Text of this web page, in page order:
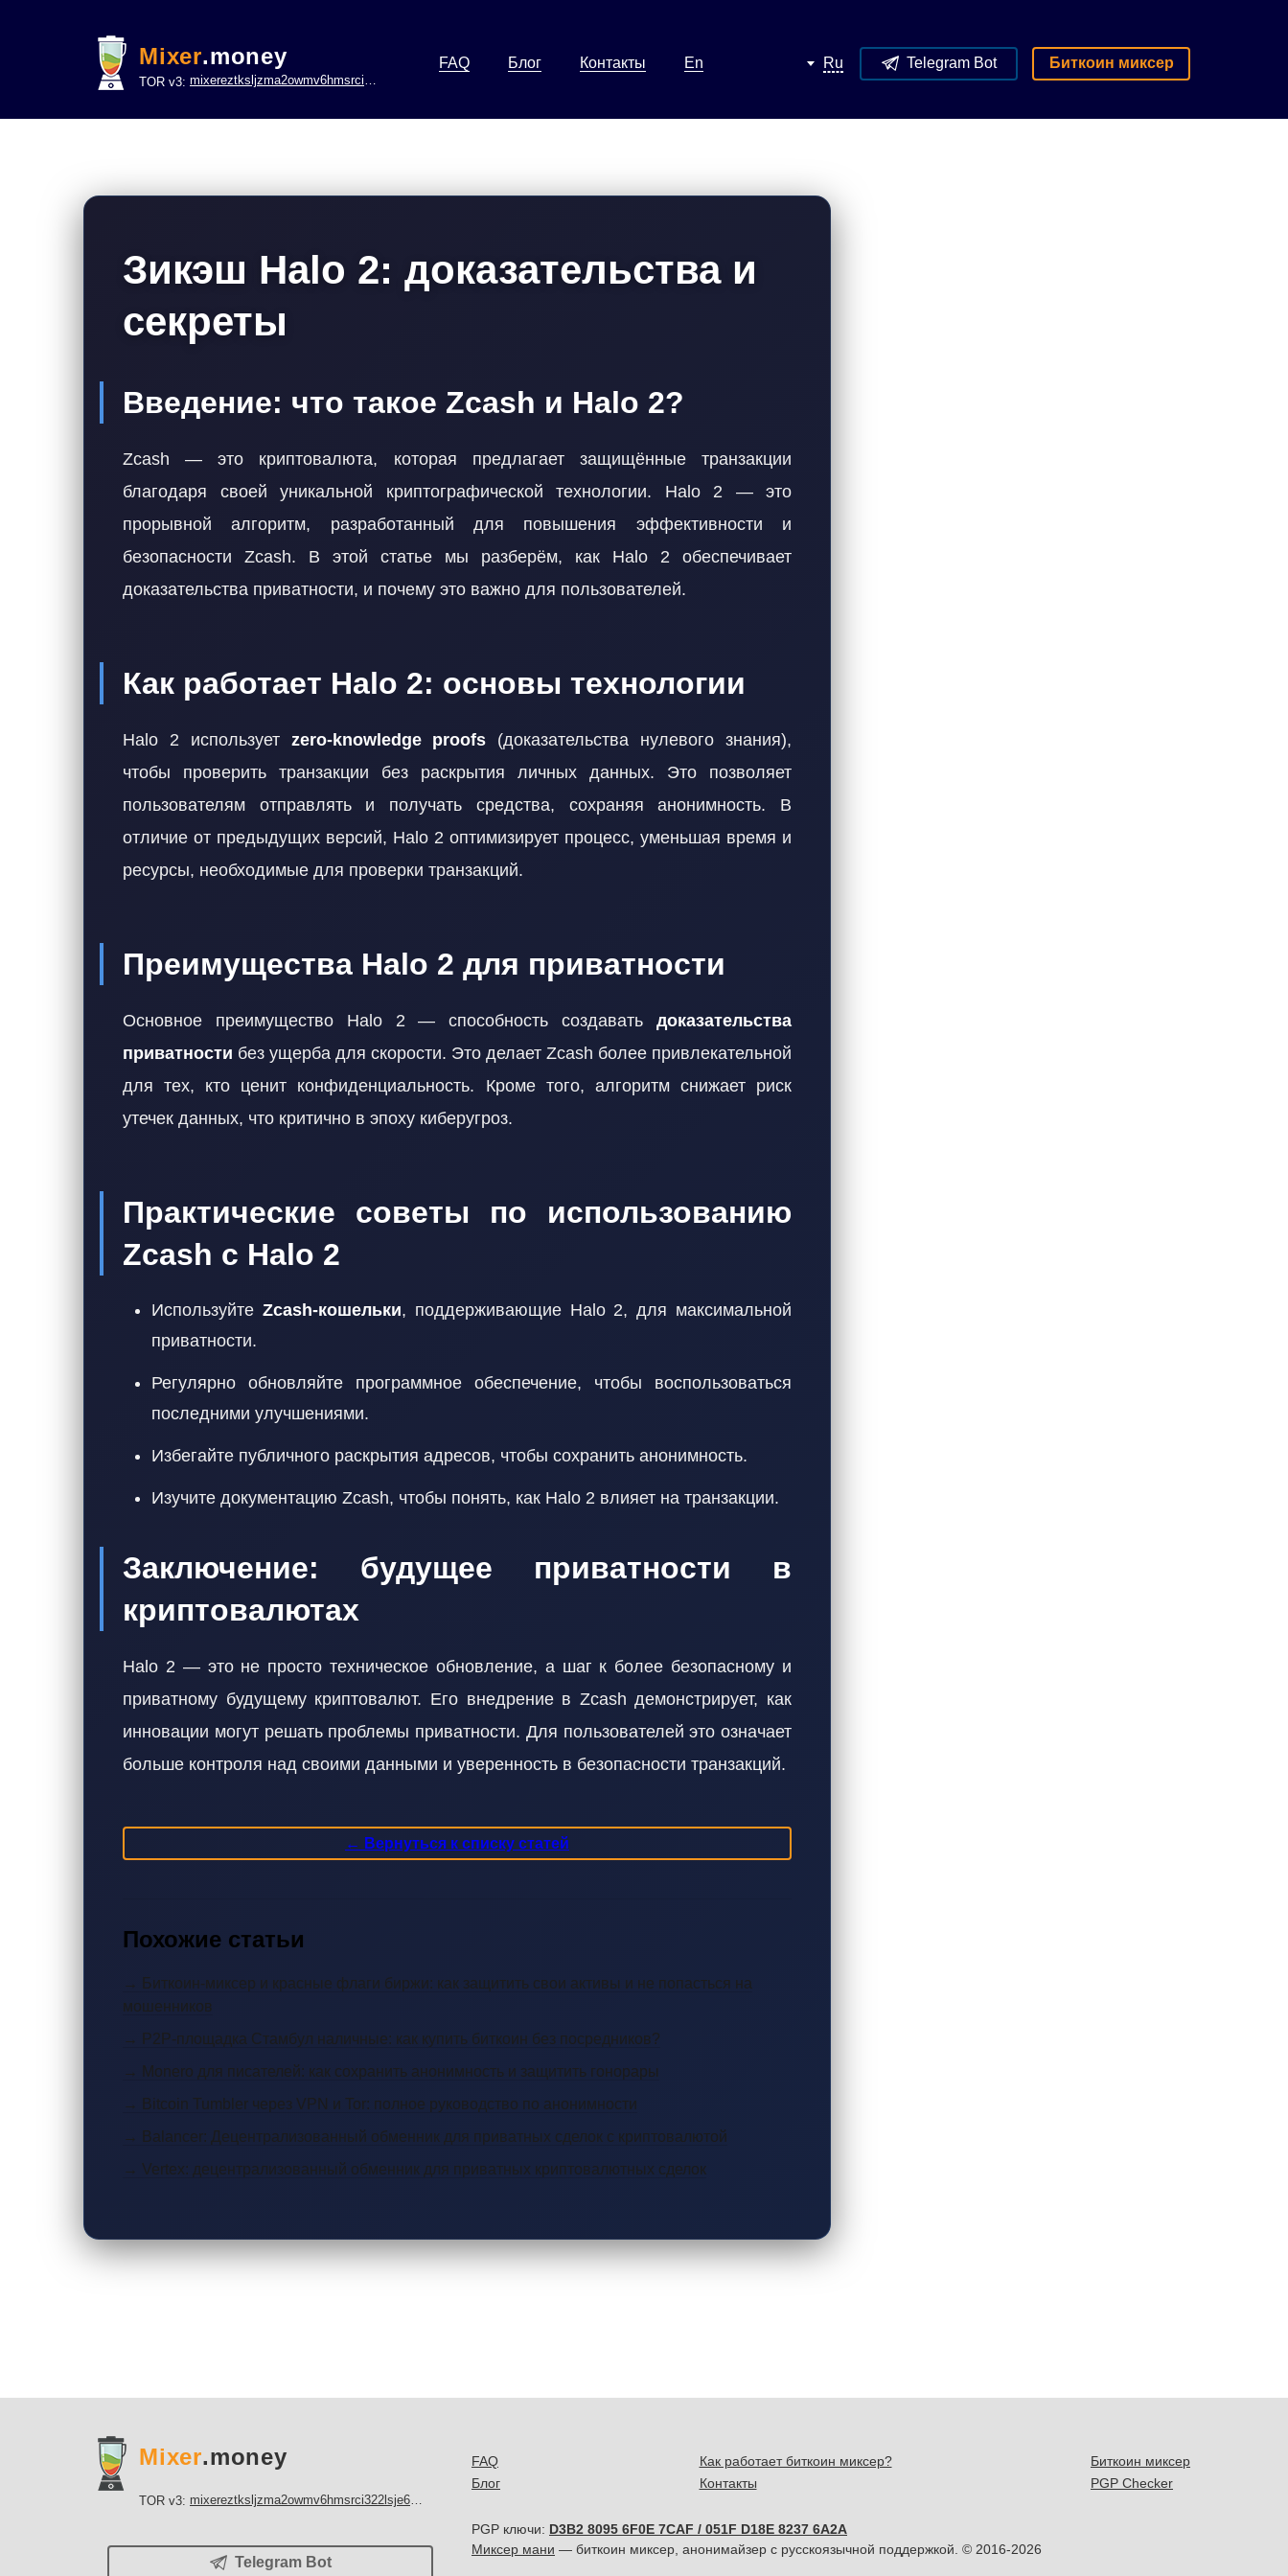
Mixer.money
TOR v3: mixereztksljzma2owmv6hmsrci322lsje6m3svicoddk3xbgvhd2fid.onion
FAQ Блог Контакты En Ru Telegram Bot Биткоин миксер
Зикэш Halo 2: доказательства и
секреты
Введение: что такое Zcash и Halo 2?
Zcash — это криптовалюта, которая предлагает защищённые транзакции
благодаря своей уникальной криптографической технологии. Halo 2 — это
прорывной алгоритм, разработанный для повышения эффективности и
безопасности Zcash. В этой статье мы разберём, как Halo 2 обеспечивает
доказательства приватности, и почему это важно для пользователей.
Как работает Halo 2: основы технологии
Halo 2 использует zero-knowledge proofs (доказательства нулевого знания),
чтобы проверить транзакции без раскрытия личных данных. Это позволяет
пользователям отправлять и получать средства, сохраняя анонимность. В
отличие от предыдущих версий, Halo 2 оптимизирует процесс, уменьшая время и
ресурсы, необходимые для проверки транзакций.
Преимущества Halo 2 для приватности
Основное преимущество Halo 2 — способность создавать доказательства
приватности без ущерба для скорости. Это делает Zcash более привлекательной
для тех, кто ценит конфиденциальность. Кроме того, алгоритм снижает риск
утечек данных, что критично в эпоху киберугроз.
Практические советы по использованию
Zcash с Halo 2
Используйте Zcash-кошельки, поддерживающие Halo 2, для максимальной
приватности.
Регулярно обновляйте программное обеспечение, чтобы воспользоваться
последними улучшениями.
Избегайте публичного раскрытия адресов, чтобы сохранить анонимность.
Изучите документацию Zcash, чтобы понять, как Halo 2 влияет на транзакции.
Заключение: будущее приватности в
криптовалютах
Halo 2 — это не просто техническое обновление, а шаг к более безопасному и
приватному будущему криптовалют. Его внедрение в Zcash демонстрирует, как
инновации могут решать проблемы приватности. Для пользователей это означает
больше контроля над своими данными и уверенность в безопасности транзакций.
← Вернуться к списку статей
Похожие статьи
→ Биткоин-миксер и красные флаги биржи: как защитить свои активы и не попасться на
мошенников
→ P2P-площадка Стамбул наличные: как купить биткоин без посредников?
→ Monero для писателей: как сохранить анонимность и защитить гонорары
→ Bitcoin Tumbler через VPN и Tor: полное руководство по анонимности
→ Balancer: Децентрализованный обменник для приватных сделок с криптовалютой
→ Vertex: децентрализованный обменник для приватных криптовалютных сделок
Mixer.money
TOR v3: mixereztksljzma2owmv6hmsrci322lsje6m3svicoddk3xbgvhd2fid.onion
Telegram Bot
FAQ
Блог
Как работает биткоин миксер?
Контакты
Биткоин миксер
PGP Checker
PGP ключи: D3B2 8095 6F0E 7CAF / 051F D18E 8237 6A2A
Миксер мани — биткоин миксер, анонимайзер с русскоязычной поддержкой. © 2016-2026